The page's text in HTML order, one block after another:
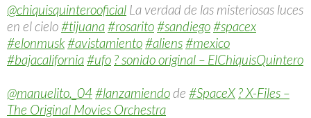
@chiquisquinterooficial La verdad de las misteriosas luces
en el cielo#tijuana#rosarito#sandiego#spacex
#elonmusk#avistamiento#aliens#mexico
#bajacalifornia#ufo ? sonido original – ElChiquisQuintero
@manuelito._04#lanzamiendode #SpaceX ? X-Files –
The Original Movies Orchestra